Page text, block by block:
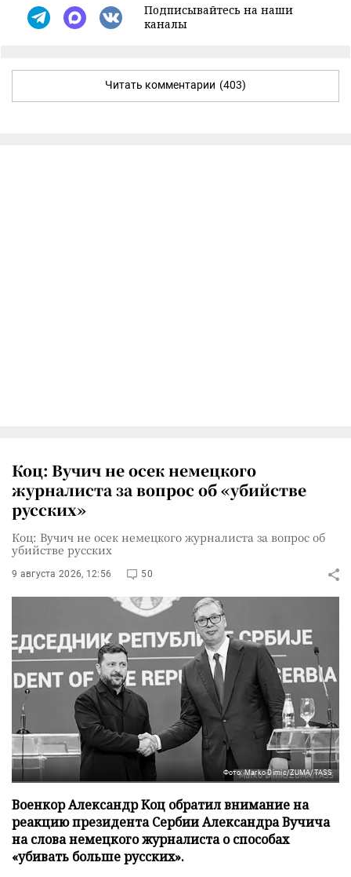
Подписывайтесь на наши
каналы
Читать комментарии (403)
Коц: Вучич не осек немецкого
журналиста за вопрос об «убийстве
русских»
Коц: Вучич не осек немецкого журналиста за вопрос об
убийстве русских
9 августа 2026, 12:56 50
Фото: Marko Dimic/ZUMA/TASS
Военкор Александр Коц обратил внимание на
реакцию президента Сербии Александра Вучича
на слова немецкого журналиста о способах
«убивать больше русских».